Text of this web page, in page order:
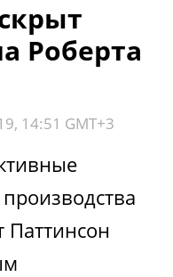
Роберта
14:51 GMT+3
Паттинсон